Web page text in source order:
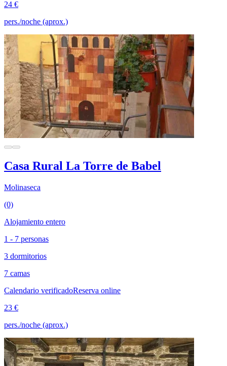
24 €
pers./noche (aprox.)
Casa Rural La Torre de Babel
Molinaseca
(0)
Alojamiento entero
1 - 7 personas
3 dormitorios
7 camas
Calendario verificadoReserva online
23 €
pers./noche (aprox.)